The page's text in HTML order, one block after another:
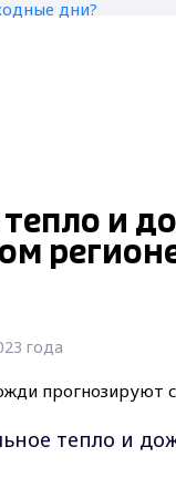
и
года
тепло и